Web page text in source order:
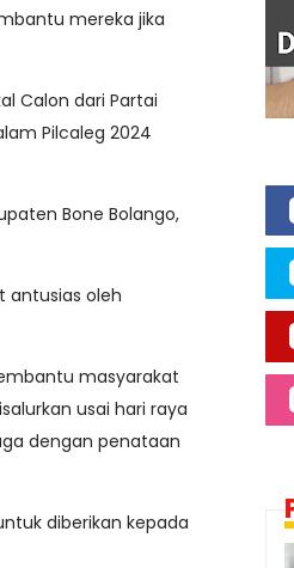
mereka jika
Calon dari Partai
Pilcaleg 2024
Bone Bolango,
antusias oleh
masyarakat
usai hari raya
dengan penataan
diberikan kepada